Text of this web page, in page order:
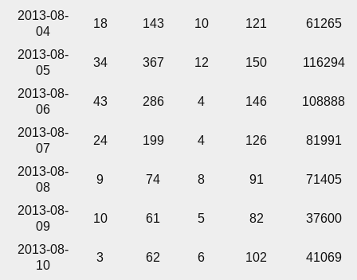
2013-08-
04
18 143 10 121 61265
2013-08-
05
34 367 12 150 116294
2013-08-
06
43 286 4 146 108888
2013-08-
07
24 199 4 126 81991
2013-08-
08
9 74 8 91 71405
2013-08-
09
10 61 5 82 37600
2013-08-
10
3 62 6 102 41069